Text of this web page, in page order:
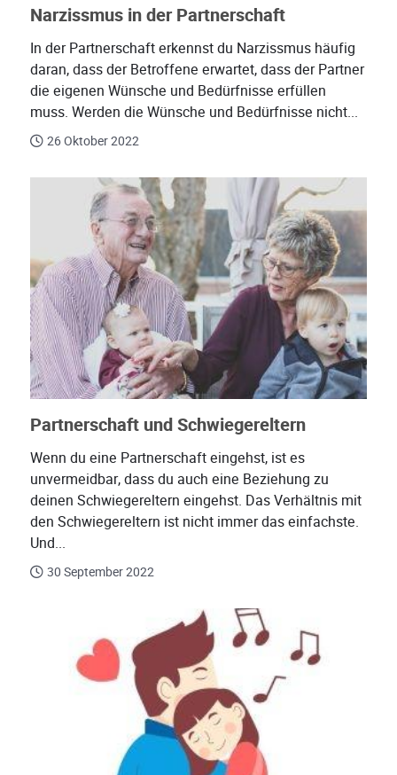
Narzissmus in der Partnerschaft
In der Partnerschaft erkennst du Narzissmus häufig
daran, dass der Betroffene erwartet, dass der Partner
die eigenen Wünsche und Bedürfnisse erfüllen
muss. Werden die Wünsche und Bedürfnisse nicht...
26 Oktober 2022
Partnerschaft und Schwiegereltern
Wenn du eine Partnerschaft eingehst, ist es
unvermeidbar, dass du auch eine Beziehung zu
deinen Schwiegereltern eingehst. Das Verhältnis mit
den Schwiegereltern ist nicht immer das einfachste.
Und...
30 September 2022